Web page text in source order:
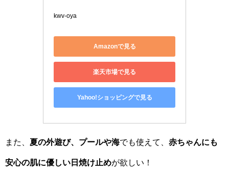
kwv-oya
Amazonで見る
楽天市場で見る
Yahoo!ショッピングで見る
また、 夏の外遊び、プールや海でも使えて、 赤ちゃんにも
安心の肌に優しい日焼け止めが欲しい！